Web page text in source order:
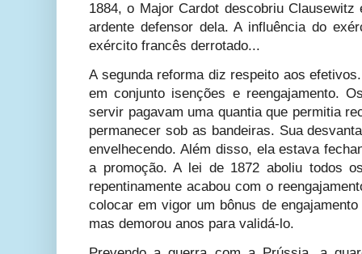
1884, o Major Cardot descobriu
ardente defensor dela. A influência do
exército francês derrotado...
A segunda reforma diz respeito aos
em conjunto isenções e reengajamento.
servir pagavam uma quantia que permitia
permanecer sob as bandeiras. Sua
envelhecendo. Além disso, ela estava
a promoção. A lei de 1872 aboliu todos
repentinamente acabou com o
colocar em vigor um bônus de
mas demorou anos para validá-lo.